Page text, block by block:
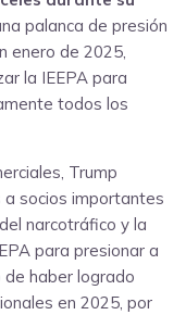
palanca de presión
enero de 2025,
la IEEPA para
todos los
Trump
socios importantes
narcotráfico y la
para presionar a
de haber logrado
en 2025, por